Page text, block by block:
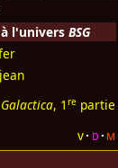
à l'universBSG
, 1re partie
v d m